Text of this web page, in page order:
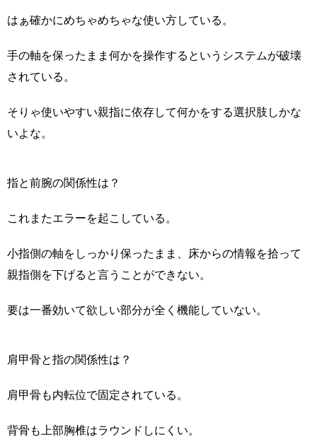
はぁ確かにめちゃめちゃな使い方している。
手の軸を保ったまま何かを操作するというシステムが破壊
されている。
そりゃ使いやすい親指に依存して何かをする選択肢しかな
いよな。
指と前腕の関係性は？
これまたエラーを起こしている。
小指側の軸をしっかり保ったまま、床からの情報を拾って
親指側を下げると言うことができない。
要は一番効いて欲しい部分が全く機能していない。
肩甲骨と指の関係性は？
肩甲骨も内転位で固定されている。
背骨も上部胸椎はラウンドしにくい。